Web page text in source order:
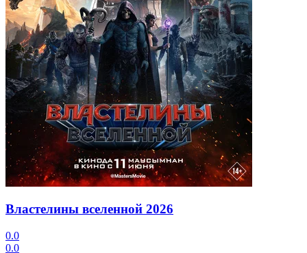
Властелины вселенной 2026
0.0
0.0